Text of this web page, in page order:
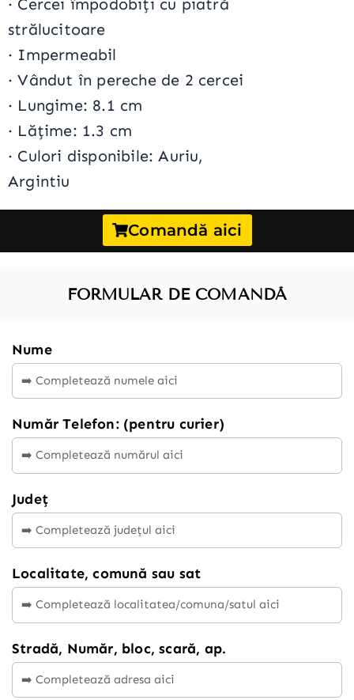
strălucitoare
· Impermeabil
·Vândut în pereche de 2 cercei
· Lungime: 8.1 cm
· Lățime: 1.3 cm
· Culori disponibile: Auriu,
Argintiu
Comandă aici
FORMULAR DE COMANDĂ
Nume
Număr Telefon: (pentru curier)
Județ
Localitate, comună sau sat
Stradă, Număr, bloc, scară, ap.